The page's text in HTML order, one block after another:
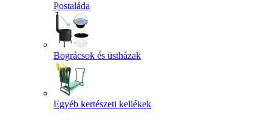
Postaláda
Bográcsok és üstházak
Egyéb kertészeti kellékek